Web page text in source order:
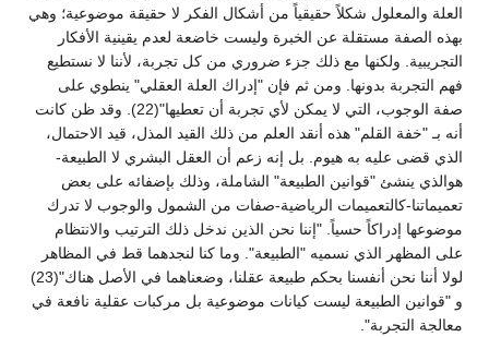
العلة والمعلول شكلاً حقيقياً من أشكال الفكر لا حقيقة موضوعية؛ وهي
بهذه الصفة مستقلة عن الخبرة وليست خاضعة لعدم يقينية الأفكار
التجريبية. ولكنها مع ذلك جزء ضروري من كل تجربة، لأننا لا نستطيع
فهم التجربة بدونها. ومن ثم فإن "إدراك العلة العقلي" ينطوي على
صفة الوجوب، التي لا يمكن لأي تجربة أن تعطيها"(22). وقد ظن كانت
أنه بـ "خفة القلم" هذه أنقد العلم من ذلك القيد المذل، قيد الاحتمال،
الذي قضى عليه به هيوم. بل إنه زعم أن العقل البشري لا الطبيعة-
هوالذي ينشئ "قوانين الطبيعة" الشاملة، وذلك بإضفائه على بعض
تعميماتنا-كالتعميمات الرياضية-صفات من الشمول والوجوب لا تدرك
موضوعها إدراكاً حسياً. "إننا نحن الذين ندخل ذلك الترتيب والانتظام
على المظهر الذي نسميه "الطبيعة". وما كنا لنجدهما قط في المظاهر
لولا أننا نحن أنفسنا بحكم طبيعة عقلنا، وضعناهما في الأصل هناك"(23)
و "قوانين الطبيعة ليست كيانات موضوعية بل مركبات عقلية نافعة في
معالجة التجربة".